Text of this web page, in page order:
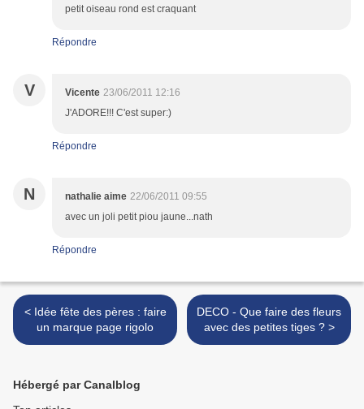
petit oiseau rond est craquant
Répondre
V Vicente 23/06/2011 12:16
J'ADORE!!! C'est super:)
Répondre
N nathalie aime 22/06/2011 09:55
avec un joli petit piou jaune...nath
Répondre
< Idée fête des pères : faire
un marque page rigolo
DECO - Que faire des fleurs
avec des petites tiges ? >
Hébergé par Canalblog